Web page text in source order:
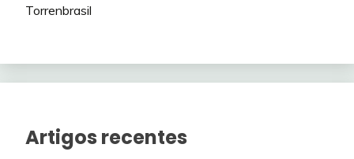
Torrenbrasil
Artigos recentes